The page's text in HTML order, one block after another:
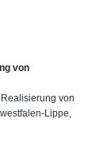
von
von
Lippe,